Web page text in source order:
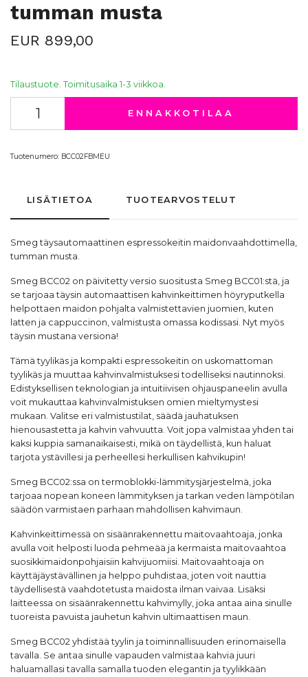
tumman musta
EUR 899,00
Tilaustuote. Toimitusaika 1-3 viikkoa.
ENNAKKOTILAA
Tuotenumero: BCC02FBMEU
LISÄTIETOA TUOTEARVOSTELUT
Smeg täysautomaattinen espressokeitin maidonvaahdottimella,
tumman musta.
Smeg BCC02 on päivitetty versio suositusta Smeg BCC01:stä, ja
se tarjoaa täysin automaattisen kahvinkeittimen höyryputkella
helpottaen maidon pohjalta valmistettavien juomien, kuten
latten ja cappuccinon, valmistusta omassa kodissasi. Nyt myös
täysin mustana versiona!
Tämä tyylikäs ja kompakti espressokeitin on uskomattoman
tyylikäs ja muuttaa kahvinvalmistuksesi todelliseksi nautinnoksi.
Edistyksellisen teknologian ja intuitiivisen ohjauspaneelin avulla
voit mukauttaa kahvinvalmistuksen omien mieltymystesi
mukaan. Valitse eri valmistustilat, säädä jauhatuksen
hienousastetta ja kahvin vahvuutta. Voit jopa valmistaa yhden tai
kaksi kuppia samanaikaisesti, mikä on täydellistä, kun haluat
tarjota ystävillesi ja perheellesi herkullisen kahvikupin!
Smeg BCC02:ssa on termoblokki-lämmitysjärjestelmä, joka
tarjoaa nopean koneen lämmityksen ja tarkan veden lämpötilan
säädön varmistaen parhaan mahdollisen kahvimaun.
Kahvinkeittimessä on sisäänrakennettu maitovaahtoaja, jonka
avulla voit helposti luoda pehmeää ja kermaista maitovaahtoa
suosikkimaidonpohjaisiin kahvijuomiisi. Maitovaahtoaja on
käyttäjäystävällinen ja helppo puhdistaa, joten voit nauttia
täydellisestä vaahdotetusta maidosta ilman vaivaa. Lisäksi
laitteessa on sisäänrakennettu kahvimylly, joka antaa aina sinulle
tuoreista pavuista jauhetun kahvin ultimaattisen maun.
Smeg BCC02 yhdistää tyylin ja toiminnallisuuden erinomaisella
tavalla. Se antaa sinulle vapauden valmistaa kahvia juuri
haluamallasi tavalla samalla tuoden elegantin ja tyylikkään